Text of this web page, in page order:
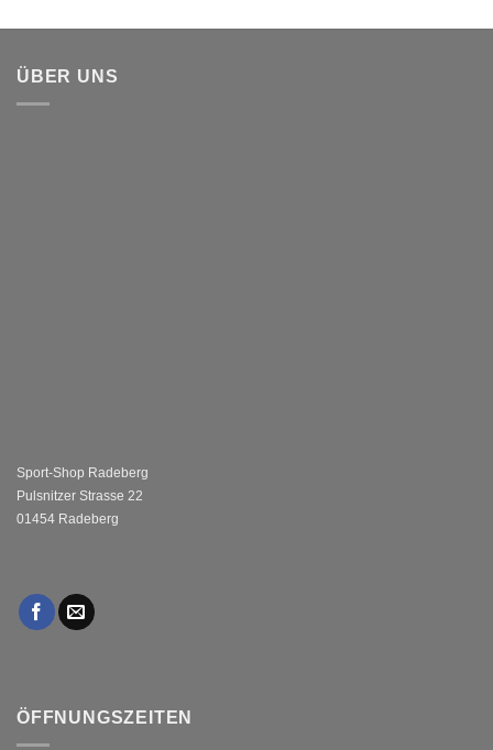
ÜBER UNS
Sport-Shop Radeberg
Pulsnitzer Strasse 22
01454 Radeberg
ÖFFNUNGSZEITEN